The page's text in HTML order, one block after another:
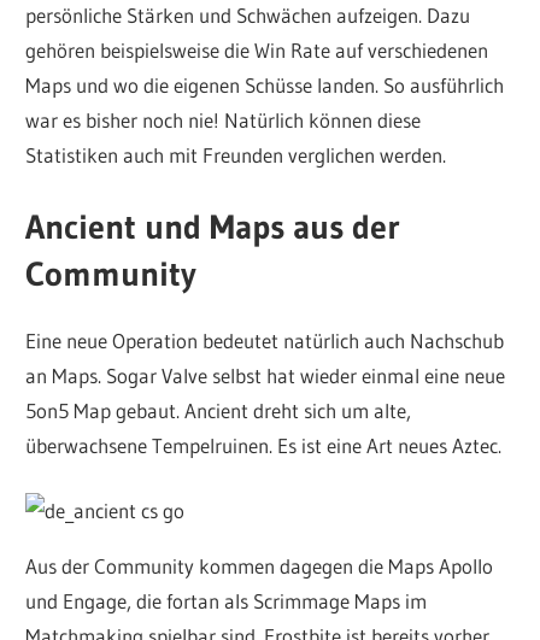
persönliche Stärken und Schwächen aufzeigen. Dazu
gehören beispielsweise die Win Rate auf verschiedenen
Maps und wo die eigenen Schüsse landen. So ausführlich
war es bisher noch nie! Natürlich können diese
Statistiken auch mit Freunden verglichen werden.
Ancient und Maps aus der
Community
Eine neue Operation bedeutet natürlich auch Nachschub
an Maps. Sogar Valve selbst hat wieder einmal eine neue
5on5 Map gebaut. Ancient dreht sich um alte,
überwachsene Tempelruinen. Es ist eine Art neues Aztec.
Aus der Community kommen dagegen die Maps Apollo
und Engage, die fortan als Scrimmage Maps im